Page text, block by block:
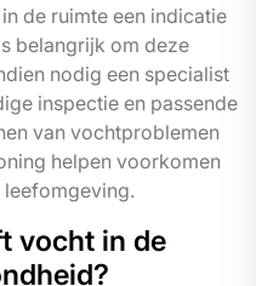
de ruimte een indicatie
belangrijk om deze
nodig een specialist
inspectie en passende
van vochtproblemen
helpen voorkomen
leefomgeving.
vocht in de